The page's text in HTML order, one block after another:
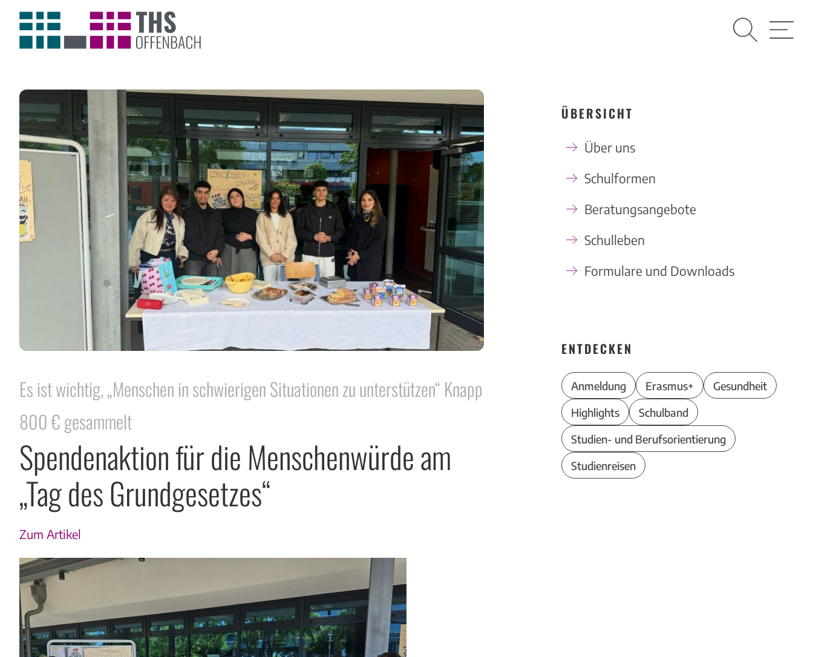
Es ist wichtig, „Menschen in schwierigen Situationen zu unterstützen“ Knapp
800 € gesammelt
Spendenaktion für die Menschenwürde am
„Tag des Grundgesetzes“
Zum Artikel
ÜBERSICHT
Über uns
Schulformen
Beratungsangebote
Schulleben
Formulare und Downloads
ENTDECKEN
Anmeldung Erasmus+
Gesundheit
Highlights
Schulband
Studien- und Berufsorientierung
Studienreisen